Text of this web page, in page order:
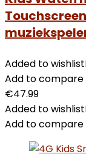
Added to wishlist
Add to compare
€47.99
Added to wishlist
Add to compare